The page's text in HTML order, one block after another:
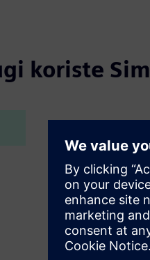
koriste
Simcenter
mrežicu za
aeroakustiku.
kontrola graničnog
robusnih,